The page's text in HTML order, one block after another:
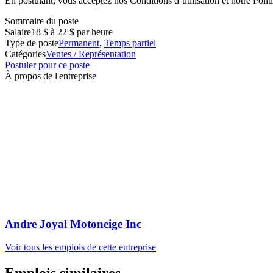
Sommaire du poste
Salaire18 $ à 22 $ par heure
Type de postePermanent, Temps partiel
CatégoriesVentes / Représentation
Postuler pour ce poste
À propos de l'entreprise
Andre Joyal Motoneige Inc
Voir tous les emplois de cette entreprise